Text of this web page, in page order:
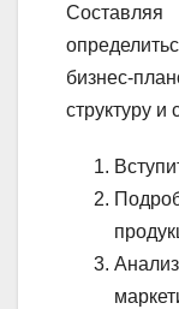
бизнес-
структуру и